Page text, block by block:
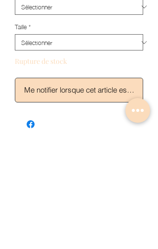
Taille*
Rupture de stock
Me notifier lorsque cet article est